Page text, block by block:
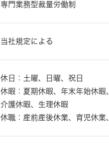
専門業務型裁量労働制
当社規定による
休日：土曜、日曜、祝日
休暇：夏期休暇、年末年始休暇
介護休暇、生理休暇
休職：産前産後休業、育児休業